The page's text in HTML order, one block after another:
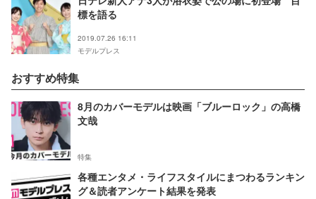
標を語る
2019.07.26 16:11
モデルプレス
おすすめ特集
8月のカバーモデルは映画「ブルーロック」の高橋
文哉
特集
各種エンタメ・ライフスタイルにまつわるランキン
グ＆読者アンケート結果を発表